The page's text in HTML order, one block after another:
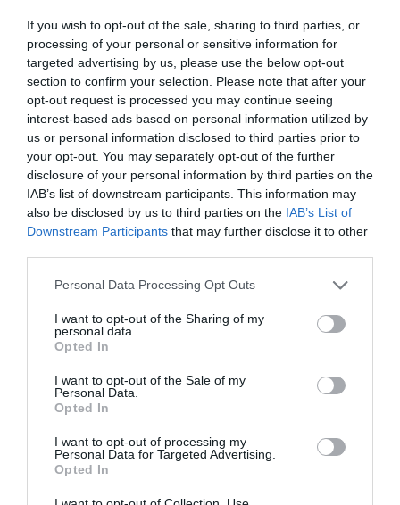
If you wish to opt-out of the sale, sharing to third parties, or
processing of your personal or sensitive information for
targeted advertising by us, please use the below opt-out
section to confirm your selection. Please note that after your
opt-out request is processed you may continue seeing
interest-based ads based on personal information utilized by
us or personal information disclosed to third parties prior to
your opt-out. You may separately opt-out of the further
disclosure of your personal information by third parties on the
IAB’s list of downstream participants. This information may
also be disclosed by us to third parties on the IAB’s List of
Downstream Participants that may further disclose it to other
Please note that this website/app uses one or more Google
not limited to your visit or usage behaviour. You may click to
grant or deny consent to Google and its third-party tags to
use your data for below specified purposes in below Google
consent section.
Personal Data Processing Opt Outs
I want to opt-out of the Sharing of my
personal data.
Opted In
I want to opt-out of the Sale of my
Personal Data.
Opted In
I want to opt-out of processing my
Personal Data for Targeted Advertising.
Opted In
ΡΟΗ ΕΙΔΗΣΕΩΝ
Το χρηματοδοτούμενο
από την ΕΕ έργο “The
Gaming Police”
ενισχύει την ασφάλεια
των παιδιών στο
διαδίκτυο
31.07.2026
για τα πρόστιμα σε
αφορούν τους ΦΗΜ
31.07.2026
Σ. Καλαφάτης: «Η
Τεχνητή Νοημοσύνη
δεν είναι απλώς μια
μια νέα βιομηχανική
επανάσταση»
Νέος οδηγός του ΕΚΤ